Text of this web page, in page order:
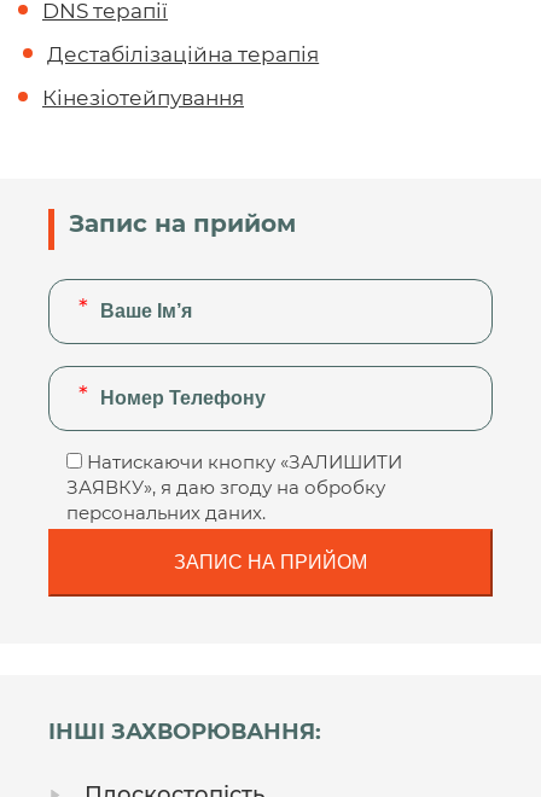
DNS терапії
Дестабілізаційна терапія
Кінезіотейпування
Запис на прийом
Натискаючи кнопку «ЗАЛИШИТИ
ЗАЯВКУ», я даю згоду на обробку
персональних даних.
ІНШІ ЗАХВОРЮВАННЯ: